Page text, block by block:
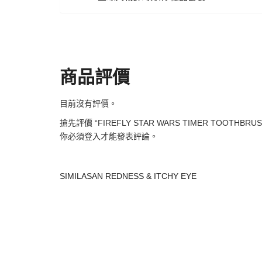
商品評價
目前沒有評價。
搶先評價 “FIREFLY STAR WARS TIMER
你必須登入 才能發表評論。
SIMILASAN REDNESS & ITCHY EYE